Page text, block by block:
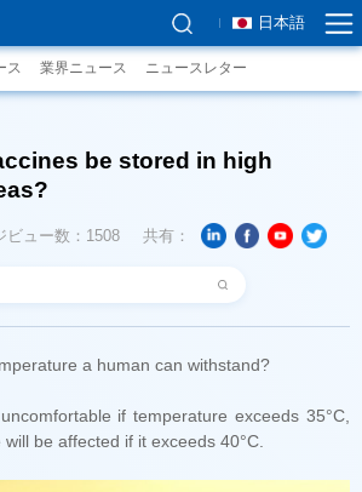
日本語
ス 業界ニュース ニュースレター
ビュー数：1508 共有：
a human can withstand?
be affected if it exceeds 40°C.